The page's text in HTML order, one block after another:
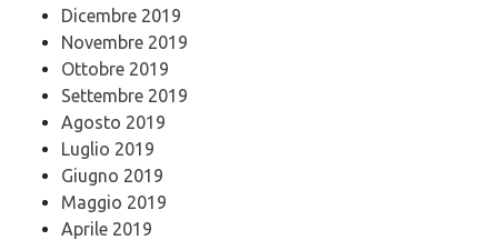
Dicembre 2019
Novembre 2019
Ottobre 2019
Settembre 2019
Agosto 2019
Luglio 2019
Giugno 2019
Maggio 2019
Aprile 2019